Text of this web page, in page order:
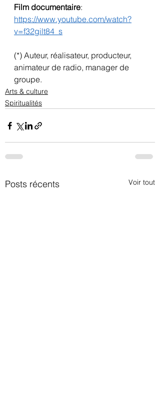
Film documentaire:
https://www.youtube.com/watch?
v=f32gilt84_s
(*) Auteur, réalisateur, producteur,
animateur de radio, manager de
groupe.
Arts & culture
Spiritualités
Posts récents Voir tout